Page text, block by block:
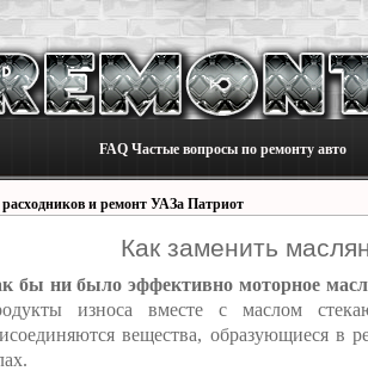
FAQ Частые вопросы по ремонту авто
расходников и ремонт УАЗа Патриот
Как заменить
бы ни было эффективно моторное
износа вместе с маслом
вещества, образующиеся в